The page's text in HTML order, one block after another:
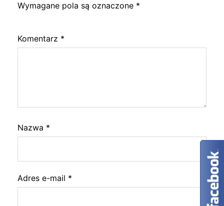
Wymagane pola są oznaczone *
Komentarz *
Nazwa *
Adres e-mail *